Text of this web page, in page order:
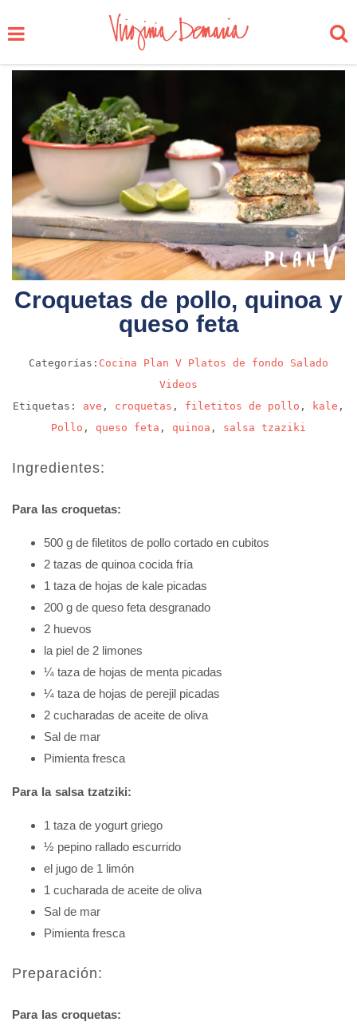
Croquetas de pollo, quinoa y
queso feta
Categorías: Cocina Plan V Platos de fondo
Salado
Videos
Etiquetas: ave , croquetas , filetitos de pollo , kale ,
Pollo , queso feta , quinoa , salsa tzaziki
Ingredientes:
Para las croquetas:
500 g de filetitos de pollo cortado en cubitos
2 tazas de quinoa cocida fría
1 taza de hojas de kale picadas
200 g de queso feta desgranado
2 huevos
la piel de 2 limones
¼ taza de hojas de menta picadas
¼ taza de hojas de perejil picadas
2 cucharadas de aceite de oliva
Sal de mar
Pimienta fresca
Para la salsa tzatziki:
1 taza de yogurt griego
½ pepino rallado escurrido
el jugo de 1 limón
1 cucharada de aceite de oliva
Sal de mar
Pimienta fresca
Preparación:
Para las croquetas: